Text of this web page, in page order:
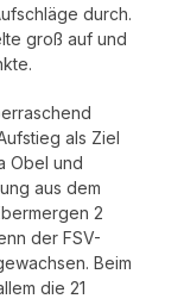
durch.
groß auf und
als Ziel
Obel und
aus dem
2
der FSV-
Beim
die 21